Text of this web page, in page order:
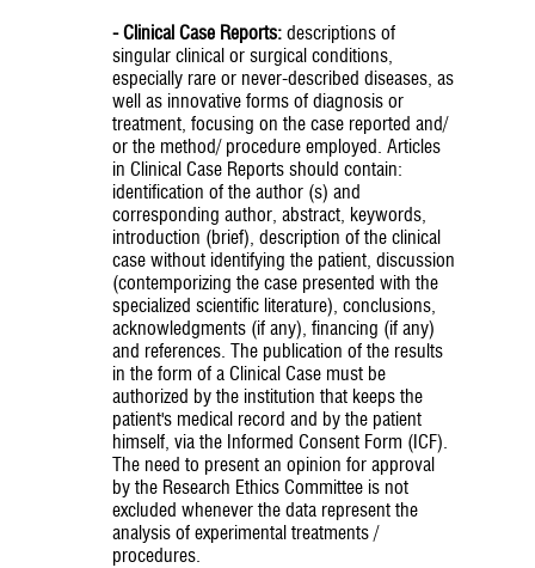
- Clinical Case Reports: descriptions of
singular clinical or surgical conditions,
especially rare or never-described diseases, as
well as innovative forms of diagnosis or
treatment, focusing on the case reported and/
or the method/ procedure employed. Articles
in Clinical Case Reports should contain:
identification of the author (s) and
corresponding author, abstract, keywords,
introduction (brief), description of the clinical
case without identifying the patient, discussion
(contemporizing the case presented with the
specialized scientific literature), conclusions,
acknowledgments (if any), financing (if any)
and references. The publication of the results
in the form of a Clinical Case must be
authorized by the institution that keeps the
patient's medical record and by the patient
himself, via the Informed Consent Form (ICF).
The need to present an opinion for approval
by the Research Ethics Committee is not
excluded whenever the data represent the
analysis of experimental treatments /
procedures.